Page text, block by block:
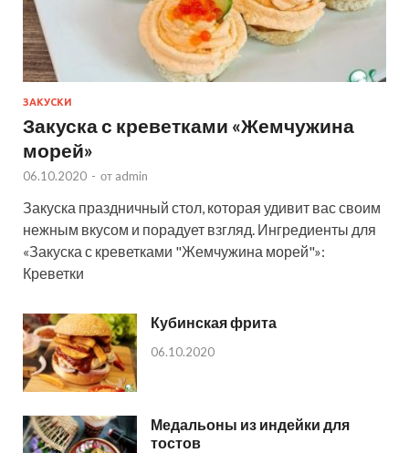
ЗАКУСКИ
Закуска с креветками «Жемчужина
морей»
06.10.2020 - от admin
Закуска праздничный стол, которая удивит вас своим
нежным вкусом и порадует взгляд. Ингредиенты для
«Закуска с креветками "Жемчужина морей"»:
Креветки
Кубинская фрита
06.10.2020
Медальоны из индейки для
тостов